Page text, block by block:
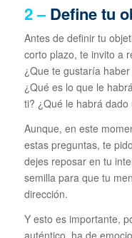
2 – Define tu
Antes de definir tu
corto plazo, te invito a
¿Que te gustaría
¿Qué es lo que le
ti? ¿Qué le habrá
Aunque, en este
estas preguntas, te
dejes reposar en tu
semilla para que tu
dirección.
Y esto es importante,